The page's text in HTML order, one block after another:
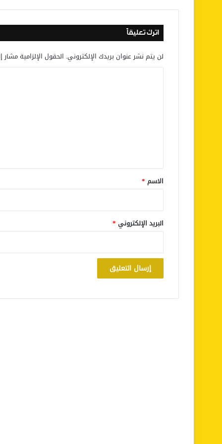
اترك تعليقاً
لن يتم نشر عنوان بريدك الإلكتروني. الحقول الإلزامية مشار
*
الاسم *
البريد الإلكتروني *